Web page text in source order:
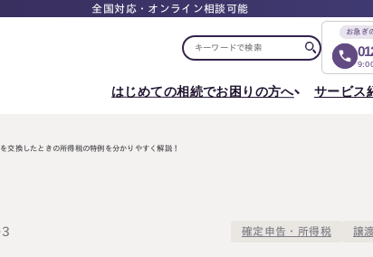
全国対応・オンライン相談可能
お急ぎ
はじめての相続でお困りの方へ サービス
えたい方へ
交換したときの所得税の特例を分かりやすく解説！
確定申告・所得税 譲